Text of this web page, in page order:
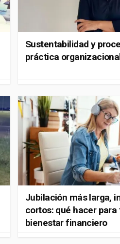
Sustentabilidad y
práctica
Jubilación más larga,
cortos: qué hacer
bienestar financiero